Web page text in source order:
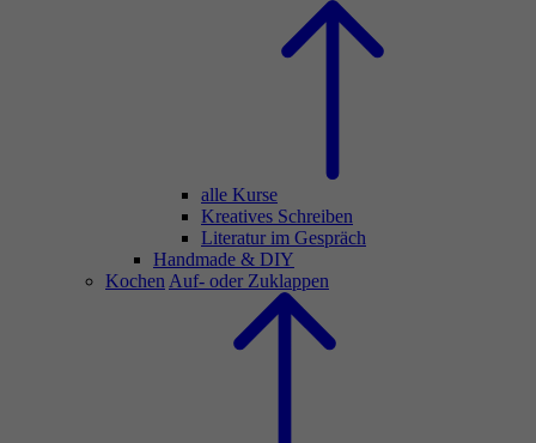
alle Kurse
Kreatives Schreiben
Literatur im Gespräch
Handmade & DIY
Kochen Auf- oder Zuklappen